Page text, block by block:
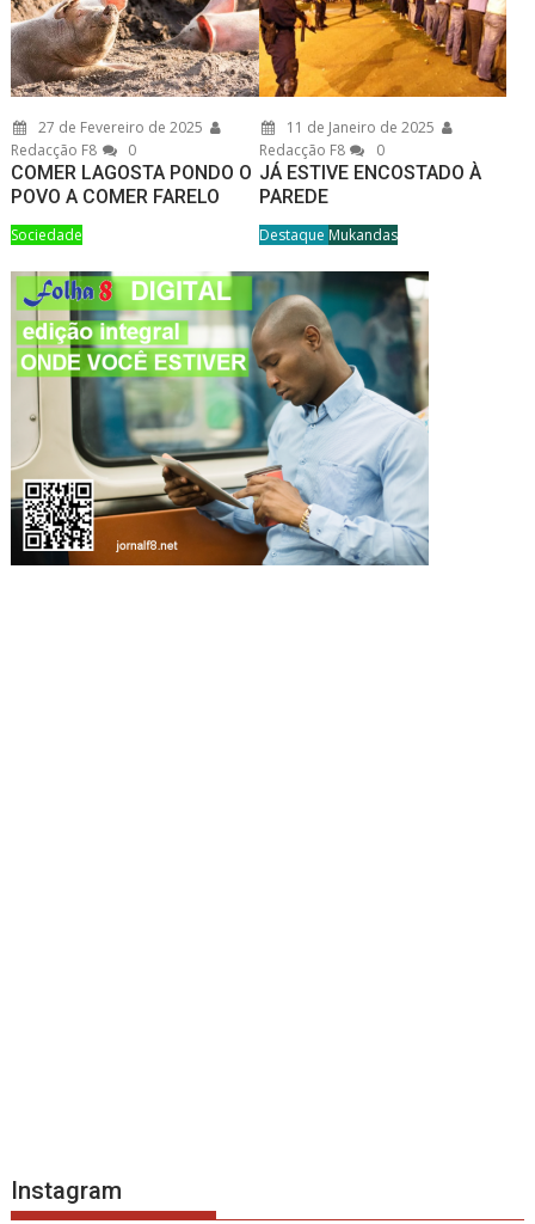
27 de Fevereiro de 2025
Redacção F8
0
COMER LAGOSTA PONDO O
POVO A COMER FARELO
Sociedade
11 de Janeiro de 2025
Redacção F8
0
JÁ ESTIVE ENCOSTADO À
PAREDE
Destaque Mukandas
Instagram